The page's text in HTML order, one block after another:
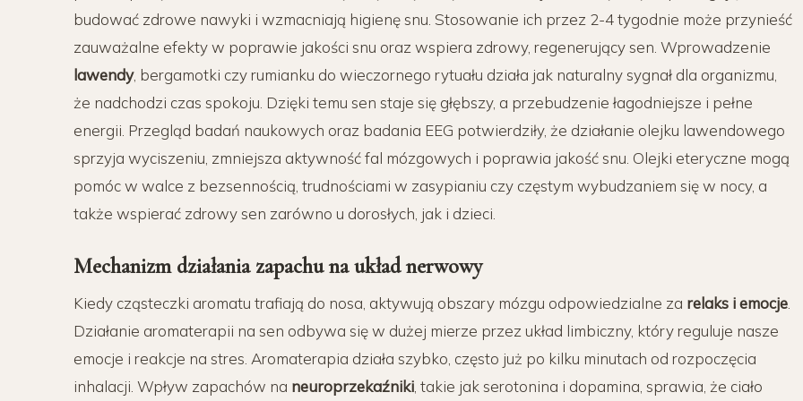
budować zdrowe nawyki i wzmacniają higienęsnu . Stosowanie ich przez 2-4 tygodnie może przynieść
zauważalne efektyw poprawie jakości snu oraz wspiera zdrowy, regenerujący sen . Wprowadzenie
lawendy, bergamotki czy rumianku do wieczornego rytuału działa jak naturalny sygnał dla organizmu
że nadchodzi czas spokoju. Dzięki temu sen staje się głębszy, a przebudzenie łagodniejsze i pełne
energii. Przegląd badań naukowych oraz badania EEG potwierdziły, że działanie olejku lawendowego
sprzyja wyciszeniu , zmniejsza aktywność fal mózgowych i poprawia jakość snu Olejki eteryczne mogą
pomóc w walce z bezsennością , trudnościami w zasypianiu czy częstym wybudzaniem się w nocy, a
także wspierać zdrowy sen zarówno u dorosłych, jak i dzieci.
Mechanizm działania zapachunaukład nerwowy
Kiedy cząsteczki aromatu trafiają do nosa, aktywują obszary mózgu odpowiedzialne za relaks i emocje
Działanie aromaterapii na sen odbywa się w dużej mierze przez układ limbiczny, który reguluje nasze
emocje i reakcje na stres Aromaterapia działa szybko, często już po kilku minutach od rozpoczęcia
inhalacji. Wpływ zapachów na neuroprzekaźniki , takie jak serotonina i dopamina, sprawia, że ciało